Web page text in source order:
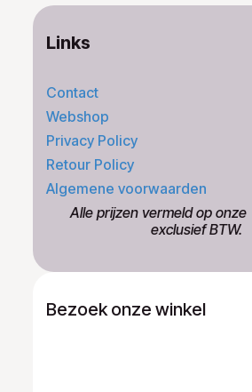
Links
Contact
Webshop
Privacy Policy
Retour Policy
Algemene voorwaarden
​Alle prijzen vermeld op
exclusief BTW.
Bezoek onze winkel